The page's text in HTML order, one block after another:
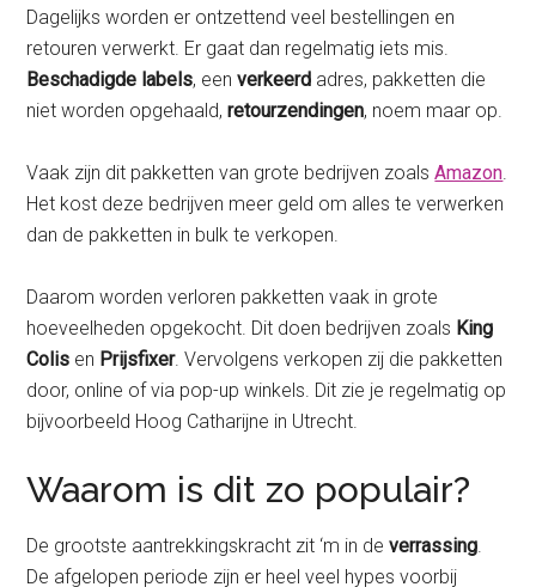
Dagelijks worden er ontzettend veel bestellingen en
retouren verwerkt. Er gaat dan regelmatig iets mis.
Beschadigde labels, eenverkeerd adres, pakketten die
niet worden opgehaald,retourzendingen, noem maar op.
Vaak zijn dit pakketten van grote bedrijven zoalsAmazon.
Het kost deze bedrijven meer geld om alles te verwerken
dan de pakketten in bulk te verkopen.
Daarom worden verloren pakketten vaak in grote
hoeveelheden opgekocht. Dit doen bedrijven zoals King
Colis en Prijsfixer. Vervolgens verkopen zij die pakketten
door, online of via pop-up winkels. Dit zie je regelmatig op
bijvoorbeeld Hoog Catharijne in Utrecht.
Waarom is dit zo populair?
De grootste aantrekkingskracht zit ‘m in deverrassing.
De afgelopen periode zijn er heel veel hypes voorbij